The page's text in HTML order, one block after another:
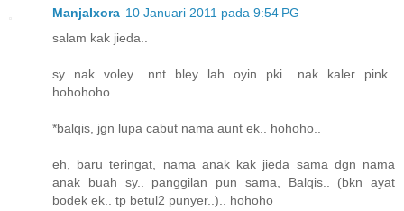
ManjaIxora 10 Januari 2011 pada 9:54 PG
salam kak jieda..
sy nak voley.. nnt bley lah oyin pki.. nak kaler pink..
hohohoho..
*balqis, jgn lupa cabut nama aunt ek.. hohoho..
eh, baru teringat, nama anak kak jieda sama dgn nama
anak buah sy.. panggilan pun sama, Balqis.. (bkn ayat
bodek ek.. tp betul2 punyer..).. hohoho